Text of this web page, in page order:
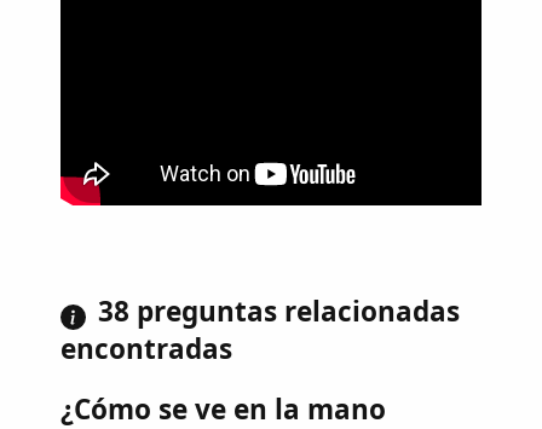
38 preguntas relacionadas
encontradas
¿Cómo se ve en la mano